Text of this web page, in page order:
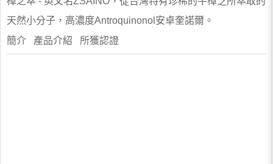
天然小分子，高濃度Antroquinonol安卓奎諾爾。
簡介 產品介紹 所獲認證